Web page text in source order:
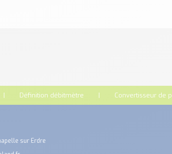
Définition débitmètre Convertisseur de
sur Erdre